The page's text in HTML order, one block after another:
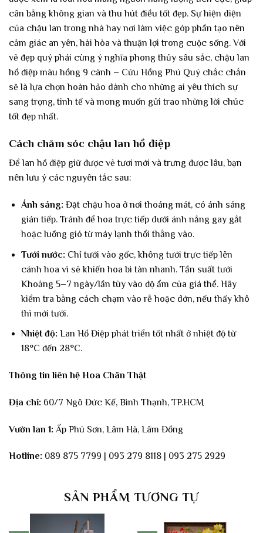
cân bằng không gian và thu hút điều tốt đẹp. Sự hiện diện
của chậu lan trong nhà hay nơi làm việc góp phần tạo nên
cảm giác an yên, hài hòa và thuận lợi trong cuộc sống. Với
vẻ đẹp quý phái cùng ý nghĩa phong thủy sâu sắc, chậu lan
hồ điệp màu hồng 9 cành – Cửu Hồng Phú Quý chắc chắn
sẽ là lựa chọn hoàn hảo dành cho những ai yêu thích sự
sang trọng, tinh tế và mong muốn gửi trao những lời chúc
tốt đẹp nhất.
Cách chăm sóc chậu lan hồ điệp
Để lan hồ điệp giữ được vẻ tươi mới và trưng được lâu, bạn
nên lưu ý các nguyên tắc sau:
Ánh sáng: Đặt chậu hoa ở nơi thoáng mát, có ánh sáng
gián tiếp. Tránh để hoa trực tiếp dưới ánh nắng gay gắt
hoặc luồng gió từ máy lạnh thổi thẳng vào.
Tưới nước: Chỉ tưới vào gốc, không tưới trực tiếp lên
cánh hoa vì sẽ khiến hoa bì tàn nhanh. Tần suất tưới
Khoảng 5–7 ngày/lần tùy vào độ ẩm của giá thể. Hãy
kiểm tra bằng cách chạm vào rễ hoặc dớn, nếu thấy khô
thì mới tưới.
Nhiệt độ: Lan Hồ Điệp phát triển tốt nhất ở nhiệt độ từ
18°C đến 28°C.
Thông tin liên hệ Hoa Chân Thật
Địa chỉ: 60/7 Ngô Đức Kế, Bình Thạnh, TP.HCM
Vườn lan 1: Ấp Phú Sơn, Lâm Hà, Lâm Đồng
Hotline: 089 875 7799 | 093 279 8118 | 093 275 2929
SẢN PHẨM TƯƠNG TỰ